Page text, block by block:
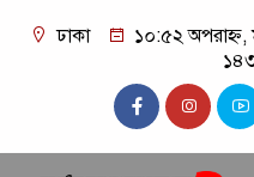
ঢাকা
১০:৫২ অপরাহ্ন,